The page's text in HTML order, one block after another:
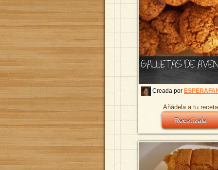
GALLETAS DE
Creada por
Añádela a tu
Recetízala